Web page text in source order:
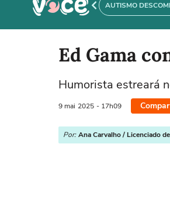
AUTISMO
Ed Gama
Humorista estreará
9 mai 2025 - 17h09
Por: Ana Carvalho / Licenciado